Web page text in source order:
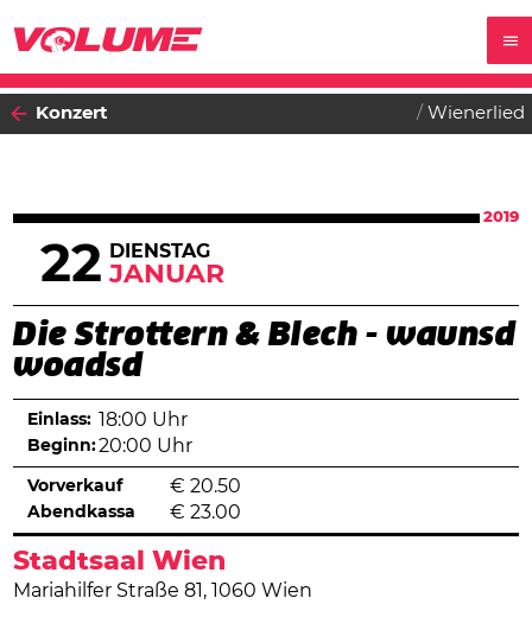
Konzert Wienerlied
2019
22 DIENSTAG
JANUAR
Die Strottern & Blech - waunsd
woadsd
Stadtsaal Wien
Mariahilfer Straße 81, 1060 Wien
Einlass: 18:00 Uhr
Beginn:20:00 Uhr
Vorverkauf € 20.50
Abendkassa € 23.00